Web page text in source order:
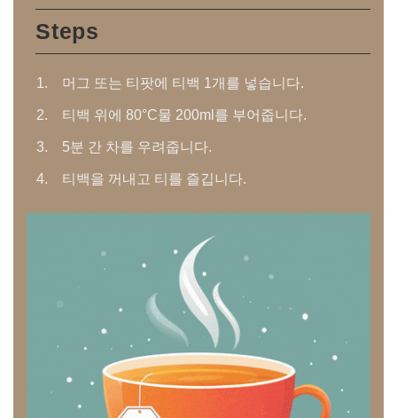
Steps
머그 또는 티팟에 티백 1개를 넣습니다.
티백 위에 80°C물 200ml를 부어줍니다.
5분 간 차를 우려줍니다.
티백을 꺼내고 티를 즐깁니다.